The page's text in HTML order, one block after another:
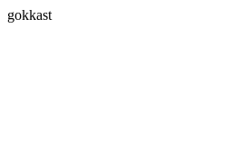
gokkast